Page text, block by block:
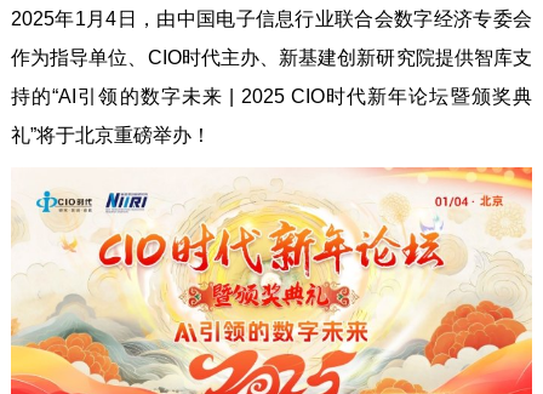
2025年1月4日，由中国电子信息行业联合会数字经济专委会
作为指导单位、CIO时代主办、新基建创新研究院提供智库支
持的“AI引领的数字未来 | 2025 CIO时代新年论坛暨颁奖典
礼”将于北京重磅举办！